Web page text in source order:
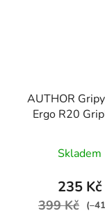
AUTHOR
Ergo R20
Skladem
235 Kč
399 Kč